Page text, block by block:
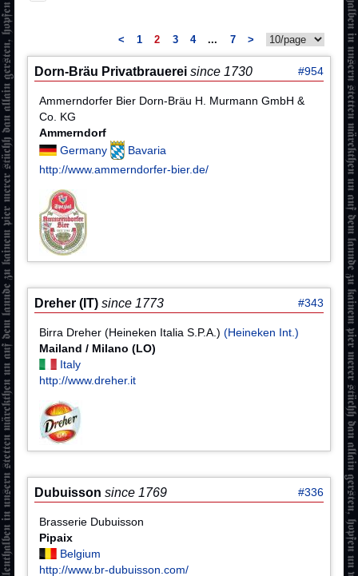
< 1 2 3 4 ... 7 >
Dorn-Bräu Privatbrauerei since 1730 #954
Ammerndorfer Bier Dorn-Bräu H. Murmann GmbH &
Co. KG
Ammerndorf
Germany
Bavaria
http://www.ammerndorfer-bier.de/
Dreher (IT) since 1773 #343
Birra Dreher (Heineken Italia S.P.A.)(Heineken Int.)
Mailand / Milano (LO)
Italy
http://www.dreher.it
Dubuisson since 1769 #336
Brasserie Dubuisson
Pipaix
Belgium
http://www.br-dubuisson.com/